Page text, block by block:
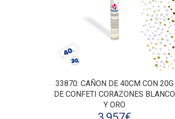
33870: CAÑON DE 40CM CON 20G
DE CONFETI CORAZONES BLANCO
Y ORO